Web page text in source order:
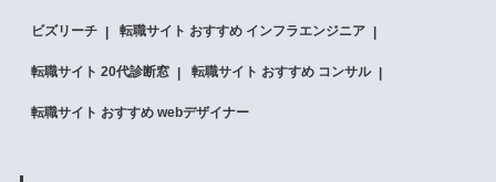
ビズリーチ 転職サイト おすすめ インフラエンジニア
転職サイト 20代診断窓 転職サイト おすすめ コンサル
転職サイト おすすめ webデザイナー